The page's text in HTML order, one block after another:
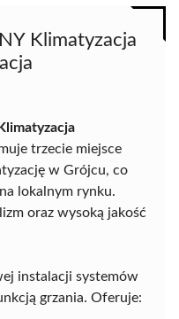
Klimatyzacja
trzecie miejsce
w Grójcu, co
lokalnym rynku.
oraz wysoką jakość
instalacji systemów
grzania. Oferuje: